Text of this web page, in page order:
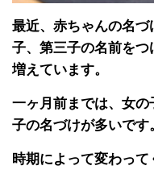
最近、赤ちゃんの名
子、第三子の名前を
増えています。
一ヶ月前までは、女
子の名づけが多いです
時期によって変わって